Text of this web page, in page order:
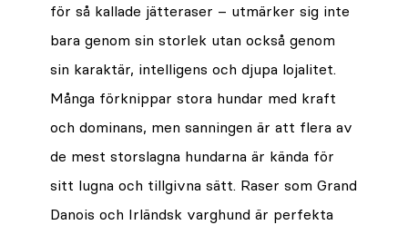
för så kallade jätteraser – utmärker sig inte
bara genom sin storlek utan också genom
sin karaktär, intelligens och djupa lojalitet.
Många förknippar stora hundar med kraft
och dominans, men sanningen är att flera av
de mest storslagna hundarna är kända för
sitt lugna och tillgivna sätt. Raser som Grand
Danois och Irländsk varghund är perfekta